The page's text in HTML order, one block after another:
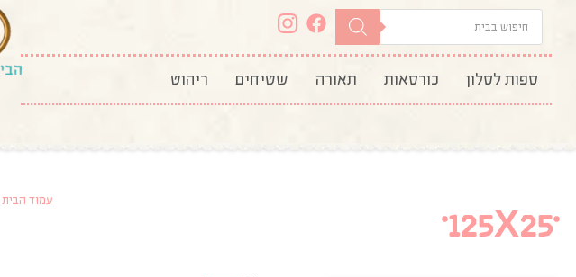
ספות לסלון כורסאות תאורה שטיחים ריהוט
עמוד הבית
125X25